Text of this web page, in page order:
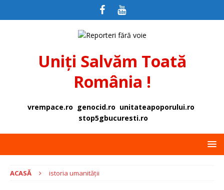
Uniți Salvăm Toată
România !
vrempace.ro genocid.ro unitateapoporului.ro
stop5gbucuresti.ro
ACASĂ istoria umanității